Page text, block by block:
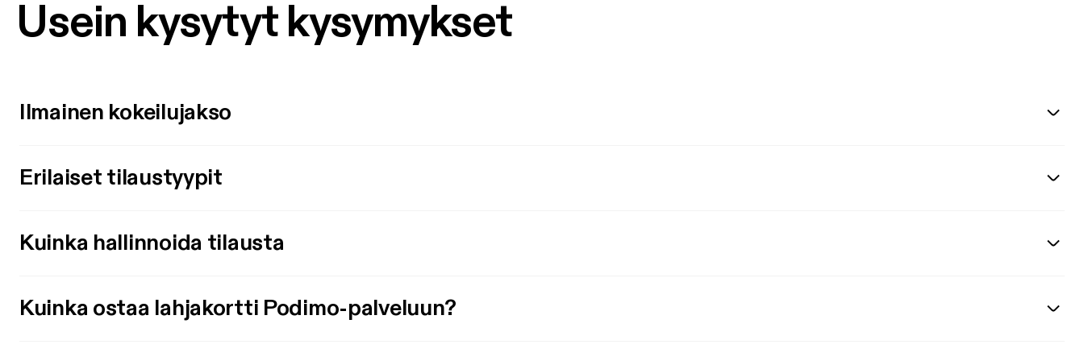
Usein kysytyt kysymykset
Ilmainen kokeilujakso
Erilaiset tilaustyypit
Kuinka hallinnoida tilausta
Kuinka ostaa lahjakortti Podimo-palveluun?